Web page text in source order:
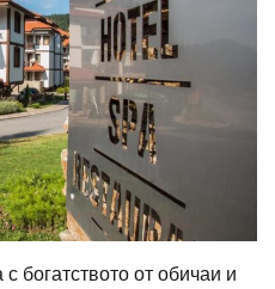
богатството от обичаи и